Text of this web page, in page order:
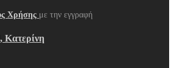
Χρήσης με την εγγραφή
Κατερίνη